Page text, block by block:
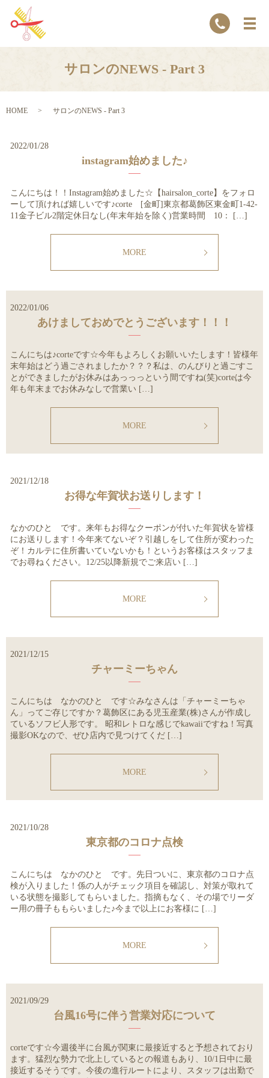
サロンのNEWS - Part 3
HOME サロンのNEWS - Part 3
2022/01/28
instagram始めました♪
こんにちは！！Instagram始めました☆【hairsalon_corte】をフォロ
ーして頂ければ嬉しいです♪corte [金町]東京都葛飾区東金町1-42-
11金子ビル2階定休日なし(年末年始を除く)営業時間 10： […]
MORE
2022/01/06
あけましておめでとうございます！！！
こんにちは♪corteです☆今年もよろしくお願いいたします！皆様年
末年始はどう過ごされましたか？？？私は、のんびりと過ごすこ
とができましたがお休みはあっっっという間ですね(笑)corteは今
年も年末までお休みなしで営業い […]
MORE
2021/12/18
お得な年賀状お送りします！
なかのひと です。来年もお得なクーポンが付いた年賀状を皆様
にお送りします！今年来てないぞ？引越しをして住所が変わった
ぞ！カルテに住所書いていないかも！というお客様はスタッフま
でお尋ねください。12/25以降新規でご来店い […]
MORE
2021/12/15
チャーミーちゃん
こんにちは なかのひと です☆みなさんは「チャーミーちゃ
ん」ってご存じですか？葛飾区にある児玉産業(株)さんが作成し
ているソフビ人形です。 昭和レトロな感じでkawaiiですね！写真
撮影OKなので、ぜひ店内で見つけてくだ […]
MORE
2021/10/28
東京都のコロナ点検
こんにちは なかのひと です。先日ついに、東京都のコロナ点
検が入りました！係の人がチェック項目を確認し、対策が取れて
いる状態を撮影してもらいました。指摘もなく、その場でリーダ
ー用の冊子ももらいました♪今まで以上にお客様に […]
MORE
2021/09/29
台風16号に伴う営業対応について
corteです☆今週後半に台風が関東に最接近すると予想されており
ます。猛烈な勢力で北上しているとの報道もあり、10/1日中に最
接近するそうです。今後の進行ルートにより、スタッフは出勤で